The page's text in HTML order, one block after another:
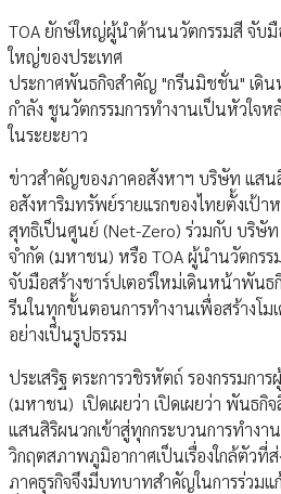
TOA ยักษ์ใหญ่ผู้นำด้านนวัตกรรมสี จับมื
ใหญ่ของประเทศ
ประกาศพันธกิจสำคัญ "กรีนมิชชั่น" เดิน
กำลัง ชูนวัตกรรมการทำงานเป็นหัวใจ
ในระยะยาว
ข่าวสำคัญของภาคอสังหาฯ บริษัท แสน
อสังหาริมทรัพย์รายแรกของไทยตั้งเป้า
สุทธิเป็นศูนย์ (Net-Zero) ร่วมกับ บริษัท
จำกัด (มหาชน) หรือ TOA ผู้นำนวัตกรร
จับมือสร้างชาร์ปเตอร์ใหม่เดินหน้าพันธ
รีนในทุกขั้นตอนการทำงานเพื่อสร้างโม
อย่างเป็นรูปธรรม
ประเสริฐ ตระการวชิรหัตถ์ รองกรรมกา
(มหาชน) เปิดเผยว่า เปิดเผยว่า พันธกิ
แสนสิริผนวกเข้าสู่ทุกกระบวนการทำง
วิกฤตสภาพภูมิอากาศเป็นเรื่องใกล้ตัว
ภาคธุรกิจจึงมีบทบาทสำคัญในการร่วม